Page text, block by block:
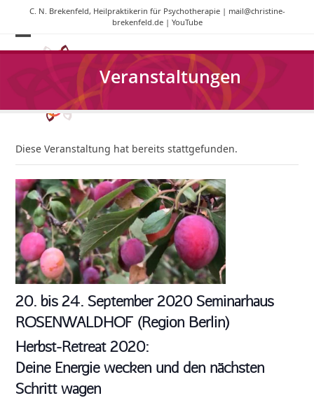
content
C. N. Brekenfeld, Heilpraktikerin für Psychotherapie | mail@christine-
brekenfeld.de| YouTube
Open
mobile
Close
mobile
Veranstaltungen
Diese Veranstaltung hat bereits stattgefunden.
20. bis 24. September 2020 Seminarhaus
ROSENWALDHOF (Region Berlin)
Herbst-Retreat 2020:
Deine Energie wecken und den nächsten
Schritt wagen